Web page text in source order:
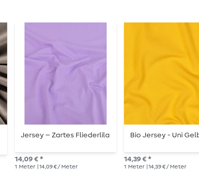
Jersey – Zartes Fliederlila
14,09 € *
1 Meter | 14,09 € / Meter
Bio Jersey - Uni
14,39 € *
1 Meter | 14,39 € / Meter